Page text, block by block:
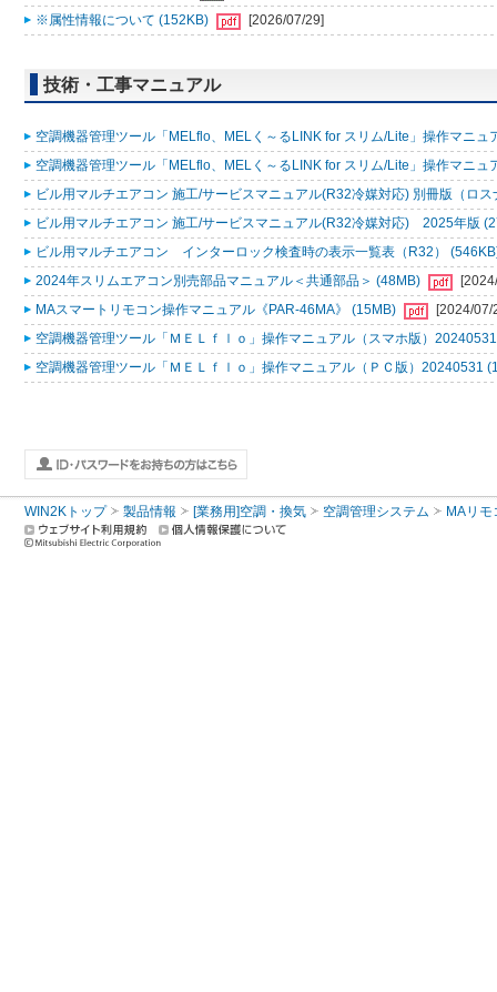
※属性情報について (152KB)
[2026/07/29]
技術・工事マニュアル
空調機器管理ツール「MELflo、MELく～るLINK for スリム/Lite」操作マニュ
空調機器管理ツール「MELflo、MELく～るLINK for スリム/Lite」操作マニュ
ビル用マルチエアコン 施工/サービスマニュアル(R32冷媒対応) 別冊版（ロ
ビル用マルチエアコン 施工/サービスマニュアル(R32冷媒対応) 2025年版
ビル用マルチエアコン インターロック検査時の表示一覧表（R32）
2024年スリムエアコン別売部品マニュアル＜共通部品＞ (48MB)
MAスマートリモコン操作マニュアル《PAR-46MA》 (15MB)
[2024/07/
空調機器管理ツール「ＭＥＬｆｌｏ」操作マニュアル（スマホ版）
空調機器管理ツール「ＭＥＬｆｌｏ」操作マニュアル（ＰＣ版）20240531
WIN2Kトップ 製品情報 [業務用]空調・換気 空調管理システム MAリモ